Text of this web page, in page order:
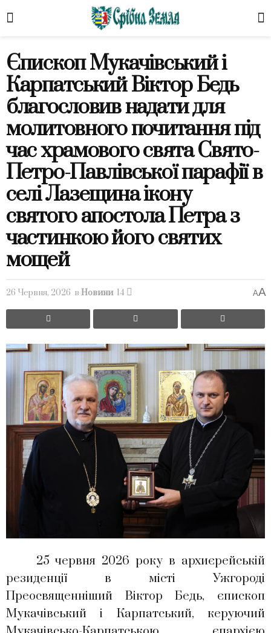
Єпископ Мукачівський і
Карпатський Віктор Бедь
благословив надати для
молитовного почитання під
час храмового свята Свято-
Петро-Павлівської парафії в
селі Лазещина ікону
святого апостола Петра з
частинкою його святих
мощей
26 Червня, 2026 в Новини 14 AA
25 червня 2026 року в архиєрейській
резиденції в місті Ужгороді
Преосвященніший Віктор Бедь, єпископ
Мукачівський і Карпатський, керуючий